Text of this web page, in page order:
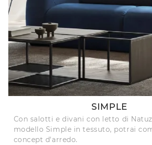
SIMPLE
Con salotti e divani con letto di
modello Simple in tessuto, potrai
concept d'arredo.